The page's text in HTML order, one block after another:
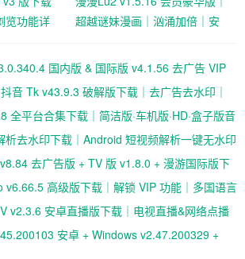
览功能详
超越谜妹漫画｜汹涌加倍｜安
国内版 & 国际版 v4.1.56 去广告 VIP
机工具｜时间地点与专业模板水印支持
音 Tk v43.9.3 破解版下载｜去广告去水印｜
地区限制｜全球区域可选｜视频无水印保存
全平台合集下载｜简洁版·车机版·HD·盒子版音
功能
析去水印下载｜Android 短视频解析一键无水印
去广告版 + TV 版 v1.8.0 + 漫游国际版下
多终端播放支持
v6.66.5 高级版下载｜解锁 VIP 功能｜多国语言
v2.3.6 安卓直播版下载｜电视直播&网络点播
看
安卓 + Windows v2.47.200329 +